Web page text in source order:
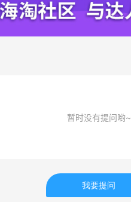
暂时没有提问哟~
我要提问